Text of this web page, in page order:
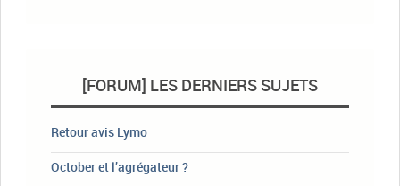
[FORUM] LES DERNIERS SUJETS
Retour avis Lymo
October et l’agrégateur ?